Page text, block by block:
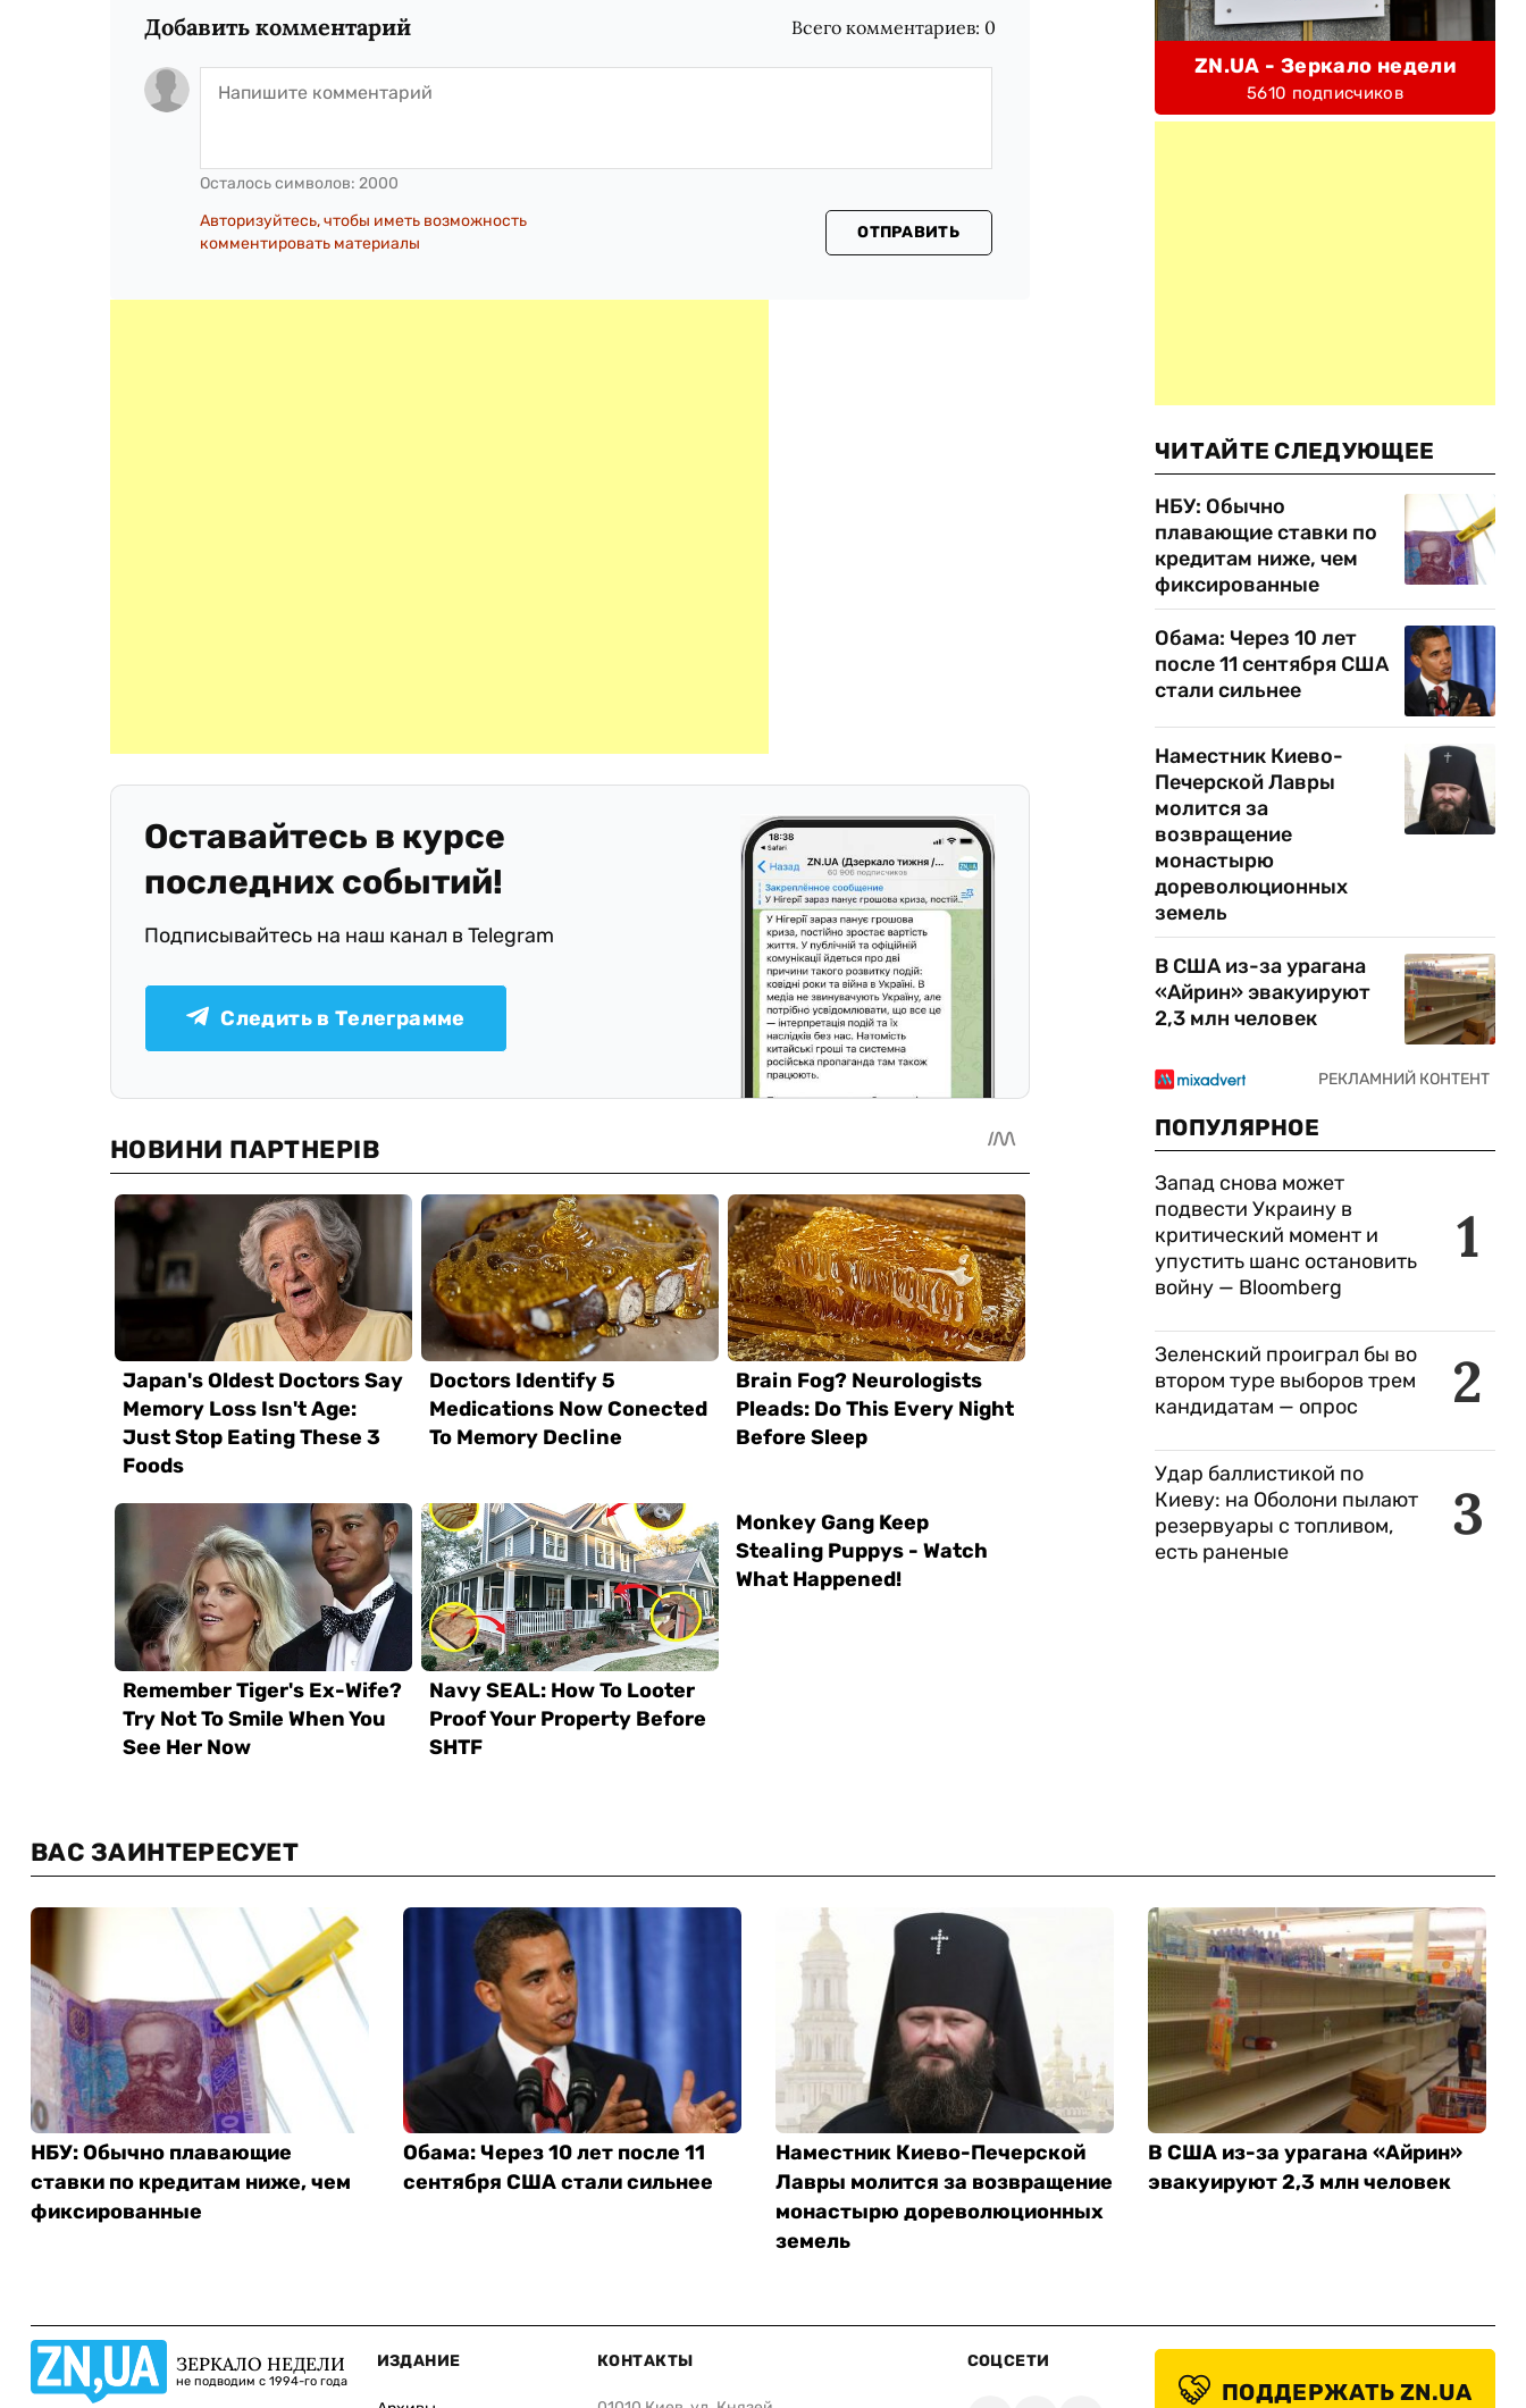
Добавить комментарий Всего комментариев: 0
Осталось символов: 2000
Авторизуйтесь, чтобы иметь возможность
комментировать материалы
ОТПРАВИТЬ
Оставайтесь в курсе
последних событий!
Подписывайтесь на наш канал в Telegram
Следить в Телеграмме
ZN.UA - Зеркало недели
5610 подписчиков
ЧИТАЙТЕ СЛЕДУЮЩЕЕ
НБУ: Обычно
плавающие ставки по
кредитам ниже, чем
фиксированные
Обама: Через 10 лет
после 11 сентября США
стали сильнее
Наместник Киево-
Печерской Лавры
молится за
возвращение
монастырю
дореволюционных
земель
В США из-за урагана
«Айрин» эвакуируют
2,3 млн человек
ПОПУЛЯРНОЕ
1
Запад снова может
подвести Украину в
критический момент и
упустить шанс остановить
войну — Bloomberg
2
Зеленский проиграл бы во
втором туре выборов трем
кандидатам — опрос
3
Удар баллистикой по
Киеву: на Оболони пылают
резервуары с топливом,
есть раненые
ВАС ЗАИНТЕРЕСУЕТ
НБУ: Обычно плавающие
ставки по кредитам ниже, чем
фиксированные
Обама: Через 10 лет после 11
сентября США стали сильнее
Наместник Киево-Печерской
Лавры молится за возвращение
монастырю дореволюционных
земель
В США из-за урагана «Айрин»
эвакуируют 2,3 млн человек
ЗЕРКАЛО НЕДЕЛИ
не подводим с 1994-го года
ИЗДАНИЕ КОНТАКТЫ СОЦСЕТИ
ПОДДЕРЖАТЬ ZN.UA